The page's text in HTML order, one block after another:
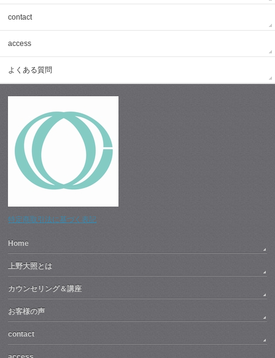
contact
access
よくある質問
特定商取引法に基づく表記
Home
上野大照とは
カウンセリング＆講座
お客様の声
contact